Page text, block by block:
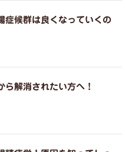
症候群は良くなっていくの
ら解消されたい方へ！